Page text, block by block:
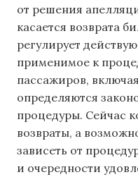
от решения
касается возврата
регулирует
применимое к
пассажиров,
определяются
процедуры. Сейчас
возвраты, а
зависеть от
и очередности